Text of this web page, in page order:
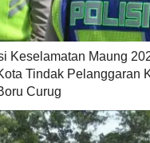
Keselamatan Maung
Tindak Pelanggaran
Curug